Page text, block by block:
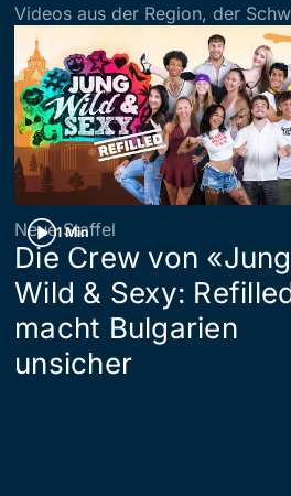
Videos aus der Region, der
1 Min
Neue Staffel
Die Crew von
Wild & Sexy:
macht Bulgarien
unsicher